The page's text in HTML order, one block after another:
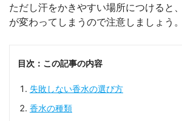
ただし汗をかきやすい場所につけると
が変わってしまうので注意しましょう。
目次：この記事の内容
失敗しない香水の選び方
香水の種類